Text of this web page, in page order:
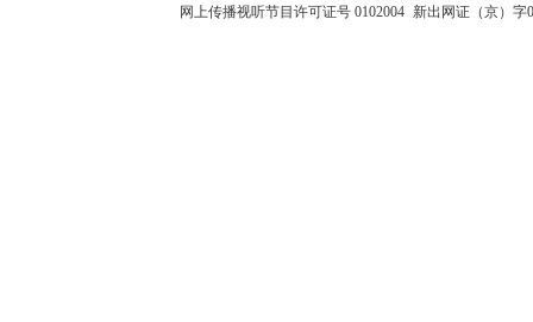
网上传播视听节目许可证号 0102004 新出网证（京）